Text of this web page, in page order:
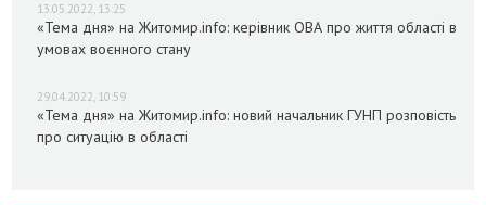
13.05.2022, 13:25
«Тема дня» на Житомир.info: керівник ОВА про життя області в
умовах воєнного стану
29.04.2022, 10:59
«Тема дня» на Житомир.info: новий начальник ГУНП розповість
про ситуацію в області